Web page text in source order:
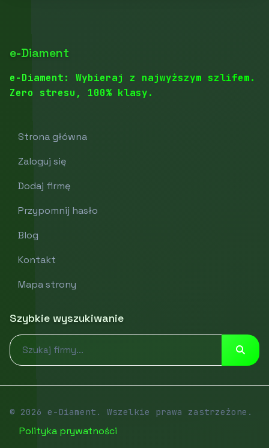
e-Diament
e-Diament: Wybieraj z najwyższym szlifem.
Zero stresu, 100% klasy.
Strona główna
Zaloguj się
Dodaj firmę
Przypomnij hasło
Blog
Kontakt
Mapa strony
Szybkie wyszukiwanie
© 2026 e-Diament. Wszelkie prawa zastrzeżone.
Polityka prywatności